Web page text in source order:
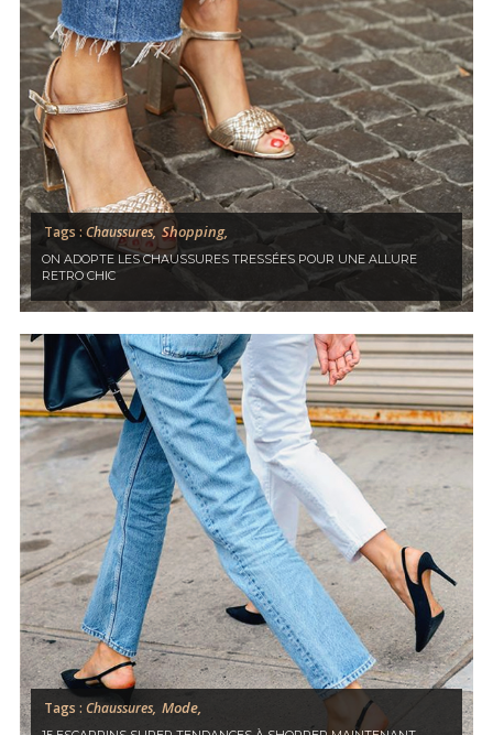
Tags :Chaussures, Shopping,
ON ADOPTE LES CHAUSSURES TRESSÉES POUR UNE ALLURE
RETRO CHIC
Tags : Chaussures, Mode,